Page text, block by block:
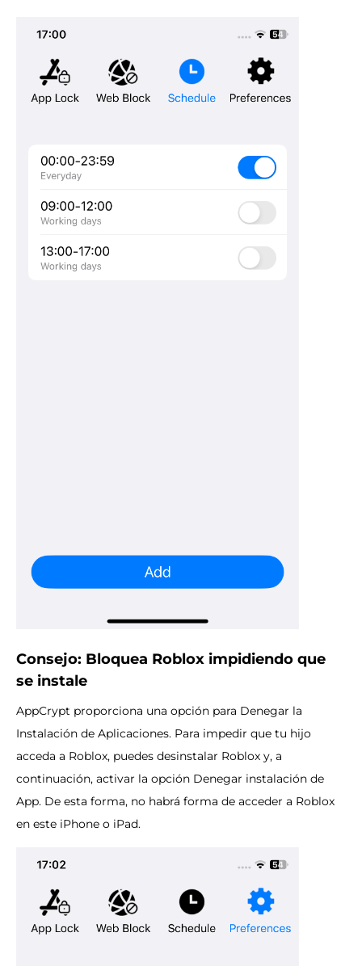
Consejo: Bloquea Roblox impidiendo que
se instale
AppCrypt proporciona una opción para Denegar la
Instalación de Aplicaciones. Para impedir que tu hijo
acceda a Roblox, puedes desinstalar Roblox y, a
continuación, activar la opción Denegar instalación de
App. De esta forma, no habrá forma de acceder a Roblox
en este iPhone o iPad.